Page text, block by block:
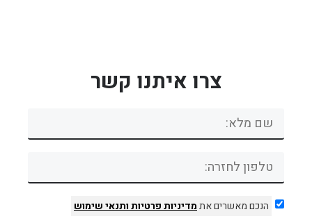
צרו איתנו קשר
הנכם מאשרים אתמדיניות פרטיותותנאי שימוש